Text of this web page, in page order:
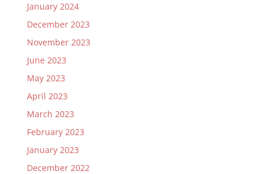
January 2024
December 2023
November 2023
June 2023
May 2023
April 2023
March 2023
February 2023
January 2023
December 2022